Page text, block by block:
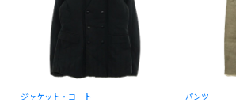
ジャケット・コート パンツ